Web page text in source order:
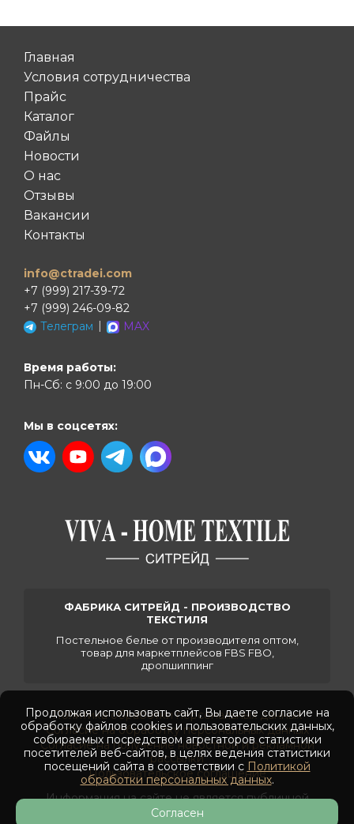
ФАБРИКА СИТРЕЙД - ПРОИЗВОДСТВО
ТЕКСТИЛЯ
Постельное белье от производителя оптом,
товар для маркетплейсов FBS FBO,
дропшиппинг
Политика обработки персональных данных
Согласие на обработку персональных данных
Согласие на получение новостной и рекламной
рассылки
Пользовательское соглашение
Информация на сайте не является публичной
офертой
Главная
Условия сотрудничества
Прайс
Каталог
Файлы
Новости
О нас
Отзывы
Вакансии
Контакты
info@ctradei.com
+7 (999) 217-39-72
+7 (999) 246-09-82
Телеграм
MAX
Время работы:
Пн-Сб: с 9:00 до 19:00
Мы в соцсетях:
Продолжая использовать сайт, Вы даете согласие на
обработку файлов cookies и пользовательских данных,
собираемых посредством агрегаторов статистики
посетителей веб-сайтов, в целях ведения статистики
посещений сайта в соответствии с Политикой
обработки персональных данных.
Согласен